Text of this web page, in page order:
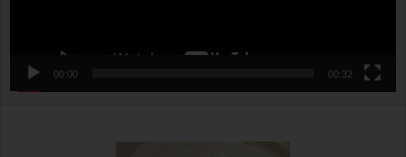
00:00 00:32